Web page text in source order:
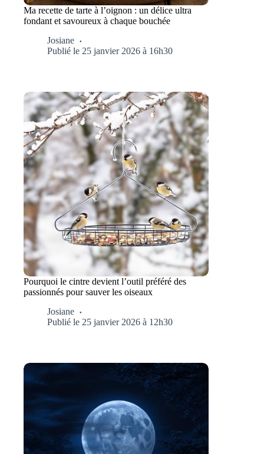
Ma recette de tarte à l’oignon : un délice ultra
fondant et savoureux à chaque bouchée
Josiane
Publié le 25 janvier 2026 à 16h30
Pourquoi le cintre devient l’outil préféré des
passionnés pour sauver les oiseaux
Josiane
Publié le 25 janvier 2026 à 12h30